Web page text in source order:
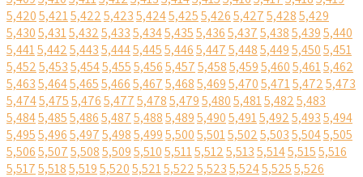
5,4205,4215,4225,4235,4245,4255,4265,4275,4285,429
5,4305,4315,4325,4335,4345,4355,4365,4375,4385,4395,440
5,4415,4425,4435,4445,4455,4465,4475,4485,4495,4505,451
5,4525,4535,4545,4555,4565,4575,4585,4595,4605,4615,462
5,4635,4645,4655,4665,4675,4685,4695,4705,4715,4725,473
5,4745,4755,4765,4775,4785,4795,4805,4815,4825,483
5,4845,4855,4865,4875,4885,4895,4905,4915,4925,4935,494
5,4955,4965,4975,4985,4995,5005,5015,5025,5035,5045,505
5,5065,5075,5085,5095,5105,5115,5125,5135,5145,5155,516
5,5175,5185,5195,5205,5215,5225,5235,5245,5255,526